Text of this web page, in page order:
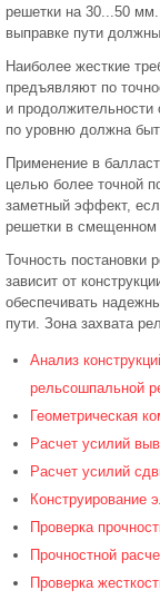
решетки на 30...50
выправке пути
Наиболее жесткие
предъявляют по
и продолжительности
по уровню должна
Применение в
целью более точной
заметный эффект,
решетки в смещенном
Точность постановки
зависит от
обеспечивать
пути. Зона захвата
Анализ
рельсошпальной
Геометрическая
Расчет усилий
Расчет усилий
Конструирование
Проверка
Прочностной
Проверка